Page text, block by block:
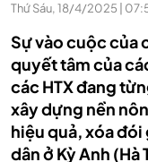
Thứ Sáu, 18/4/2025 |
Sự vào cuộc của
quyết tâm của
các HTX đang
xây dựng nền
hiệu quả, xóa
dân ở Kỳ Anh (Hà